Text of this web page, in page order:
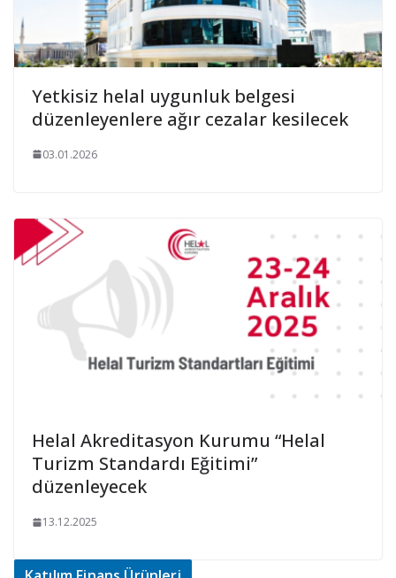
Yetkisiz helal uygunluk belgesi
düzenleyenlere ağır cezalar kesilecek
03.01.2026
Helal Akreditasyon Kurumu “Helal
Turizm Standardı Eğitimi”
düzenleyecek
13.12.2025